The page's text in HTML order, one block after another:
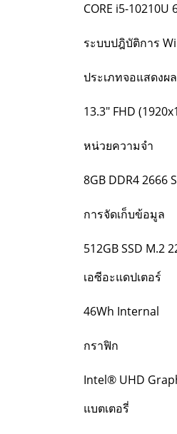
CORE i5-10210U
ระบบปฎิบัติการ
ประเภทจอแสดงผล
13.3" FHD
หน่วยความจำ
8GB DDR4 2666
การจัดเก็บข้อมูล
512GB SSD M.2
เอซีอะแดปเตอร์
46Wh Internal
กราฟิก
Intel® UHD
แบตเตอรี่